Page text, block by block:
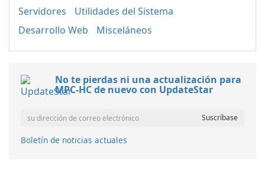
Servidores
Utilidades del Sistema
Desarrollo Web
Misceláneos
No te pierdas ni una actualización para
MPC-HC de nuevo con UpdateStar
Boletín de noticias actuales